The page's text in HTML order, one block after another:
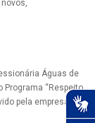
Águas de
Programa “Respeito
pela empresa.